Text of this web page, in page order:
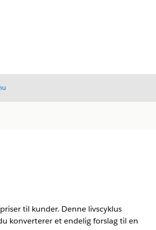
til kunder. Denne livscyklus
konverterer et endelig forslag til en